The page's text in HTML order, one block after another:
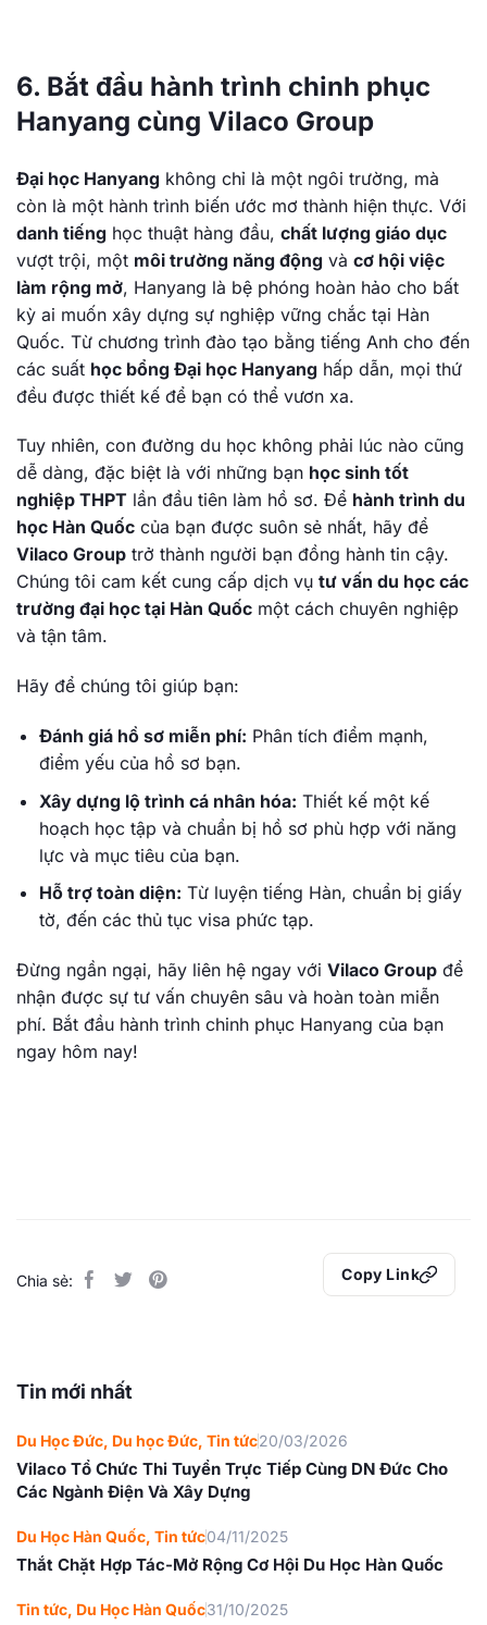
6. Bắt đầu hành trình chinh phục
Hanyang cùng Vilaco Group
Đại học Hanyang không chỉ là một ngôi trường, mà
còn là một hành trình biến ước mơ thành hiện thực. Với
danh tiếng học thuật hàng đầu, chất lượng giáo dục
vượt trội, một môi trường năng động và cơ hội việc
làm rộng mở, Hanyang là bệ phóng hoàn hảo cho bất
kỳ ai muốn xây dựng sự nghiệp vững chắc tại Hàn
Quốc. Từ chương trình đào tạo bằng tiếng Anh cho đến
các suất học bổng Đại học Hanyang hấp dẫn, mọi thứ
đều được thiết kế để bạn có thể vươn xa.
Tuy nhiên, con đường du học không phải lúc nào cũng
dễ dàng, đặc biệt là với những bạn học sinh tốt
nghiệp THPT lần đầu tiên làm hồ sơ. Để hành trình du
học Hàn Quốc của bạn được suôn sẻ nhất, hãy để
Vilaco Group trở thành người bạn đồng hành tin cậy.
Chúng tôi cam kết cung cấp dịch vụ tư vấn du học các
trường đại học tại Hàn Quốc một cách chuyên nghiệp
và tận tâm.
Hãy để chúng tôi giúp bạn:
Đánh giá hồ sơ miễn phí: Phân tích điểm mạnh,
điểm yếu của hồ sơ bạn.
Xây dựng lộ trình cá nhân hóa: Thiết kế một kế
hoạch học tập và chuẩn bị hồ sơ phù hợp với năng
lực và mục tiêu của bạn.
Hỗ trợ toàn diện: Từ luyện tiếng Hàn, chuẩn bị giấy
tờ, đến các thủ tục visa phức tạp.
Đừng ngần ngại, hãy liên hệ ngay với Vilaco Group để
nhận được sự tư vấn chuyên sâu và hoàn toàn miễn
phí. Bắt đầu hành trình chinh phục Hanyang của bạn
ngay hôm nay!
Chia sẻ: Copy Link
Tin mới nhất
Du Học Đức, Du học Đức, Tin tức20/03/2026
Vilaco Tổ Chức Thi Tuyển Trực Tiếp Cùng DN Đức Cho
Các Ngành Điện Và Xây Dựng
Du Học Hàn Quốc, Tin tức04/11/2025
Thắt Chặt Hợp Tác-Mở Rộng Cơ Hội Du Học Hàn Quốc
Tin tức, Du Học Hàn Quốc31/10/2025